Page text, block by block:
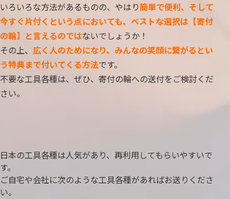
いろいろな方法があるものの、やはり簡単で便利、そして
今すぐ片付くという点においても、ベストな選択は【寄付
の輪】と言えるのではないでしょうか！
その上、 広く人のためになり、みんなの笑顔に繋がるとい
う特典まで付いてくる方法です。
不要な工具各種は、ぜひ、寄付の輪への送付をご検討くだ
さい。
日本の工具各種は人気があり、再利用してもらいやすいで
す。
ご自宅や会社に次のような工具各種があればお送りくださ
い。